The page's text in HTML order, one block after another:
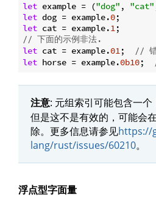
let example = ("dog" , "cat"
let dog = example.0
let cat = example.1
// 下面的示例非法.
let cat = example.01;
//
let horse = example.0b10;
注意: 元组索引可能包含一个
但是这不是有效的，可能会
除。更多信息请参见https://
lang/rust/issues/60210。
浮点型字面量